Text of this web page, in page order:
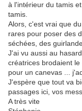
à l'intérieur du tamis
tamis.
Alors, c'est vrai que
rares pour poser des
séchées, des
J'ai vu aussi au
créatrices brodaient
pour un canevas ...
J'espère que tout va
passages ici, vos
A très vite